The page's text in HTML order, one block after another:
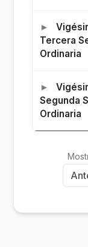
Tercera
Ordinaria
Segunda
Ordinaria